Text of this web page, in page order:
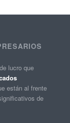
lucro que
están al frente
de